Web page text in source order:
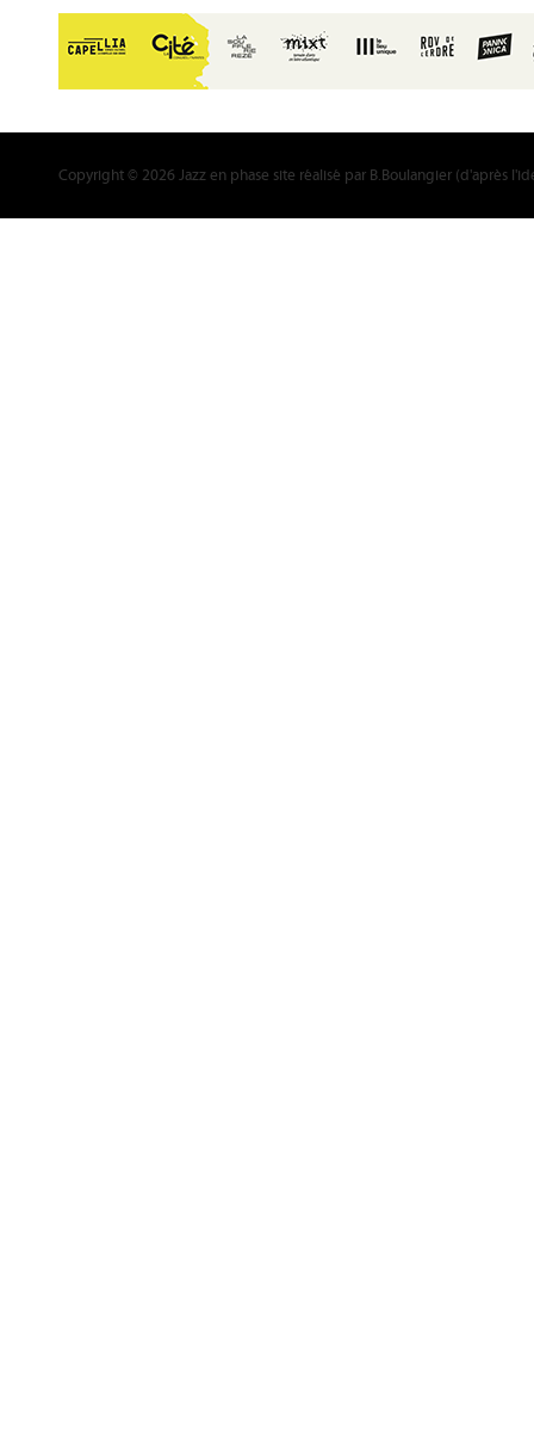
Copyright © 2026 Jazz en phase site réalisé par B.Boulangier (d'après